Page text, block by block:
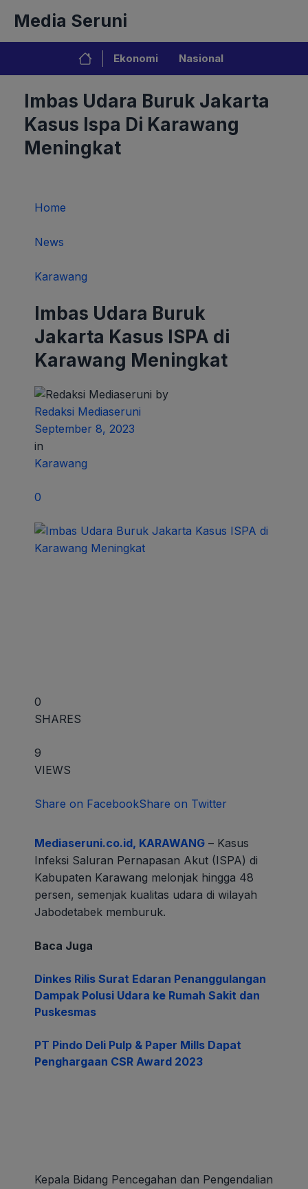
isi
Media Seruni
Ekonomi Nasional
Imbas Udara Buruk Jakarta
Kasus Ispa Di Karawang
Meningkat
Home
News
Karawang
Imbas Udara Buruk
Jakarta Kasus ISPA di
Karawang Meningkat
by
Redaksi Mediaseruni
September 8, 2023
in
Karawang
0
0
SHARES
9
VIEWS
Share on FacebookShare on Twitter
Mediaseruni.co.id, KARAWANG – Kasus
Infeksi Saluran Pernapasan Akut (ISPA) di
Kabupaten Karawang melonjak hingga 48
persen, semenjak kualitas udara di wilayah
Jabodetabek memburuk.
Baca Juga
Dinkes Rilis Surat Edaran Penanggulangan
Dampak Polusi Udara ke Rumah Sakit dan
Puskesmas
PT Pindo Deli Pulp & Paper Mills Dapat
Penghargaan CSR Award 2023
Kepala Bidang Pencegahan dan Pengendalian